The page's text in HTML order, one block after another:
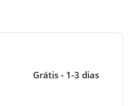
Grátis - 1-3 dias